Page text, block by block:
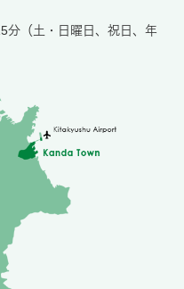
分（土・日曜日、祝日、年